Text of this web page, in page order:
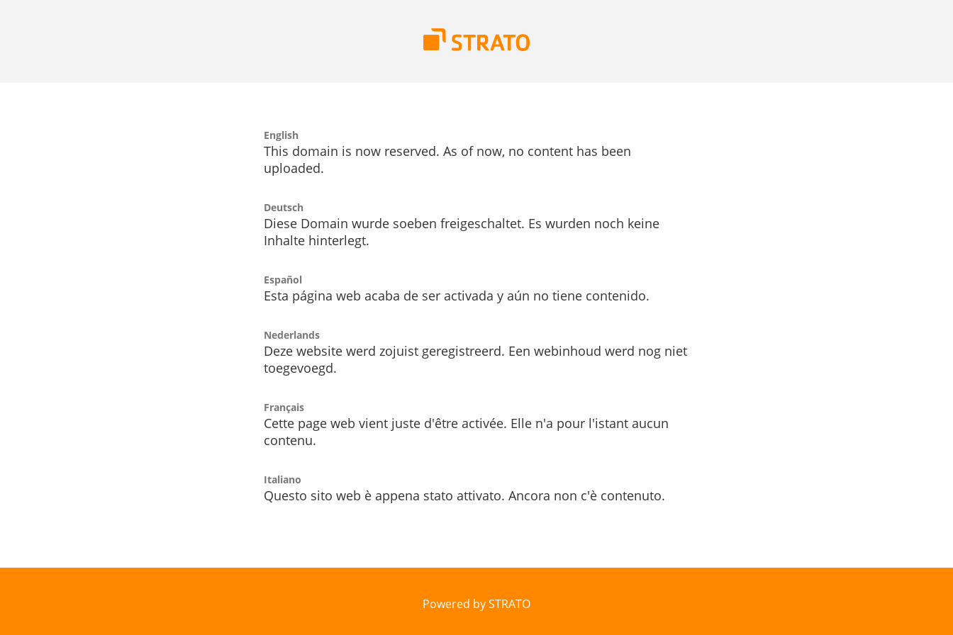
English
This domain is now reserved. As of now, no content has been
uploaded.
Deutsch
Diese Domain wurde soeben freigeschaltet. Es wurden noch keine
Inhalte hinterlegt.
Español
Esta página web acaba de ser activada y aún no tiene contenido.
Nederlands
Deze website werd zojuist geregistreerd. Een webinhoud werd nog niet
toegevoegd.
Français
Cette page web vient juste d'être activée. Elle n'a pour l'istant aucun
contenu.
Italiano
Questo sito web è appena stato attivato. Ancora non c'è contenuto.
Powered by STRATO